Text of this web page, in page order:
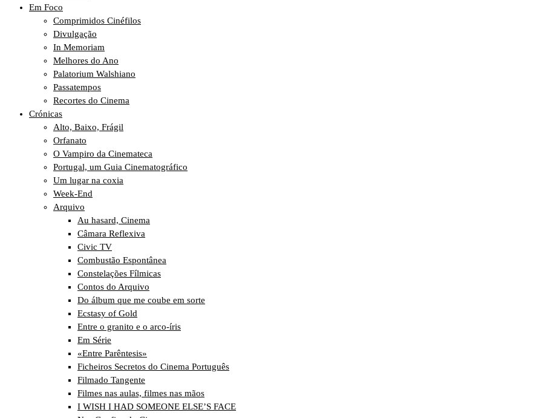
Em Foco
Comprimidos Cinéfilos
Divulgação
In Memoriam
Melhores do Ano
Palatorium Walshiano
Passatempos
Recortes do Cinema
Crónicas
Alto, Baixo, Frágil
Orfanato
O Vampiro da Cinemateca
Portugal, um Guia Cinematográfico
Um lugar na coxia
Week-End
Arquivo
Au hasard, Cinema
Câmara Reflexiva
Civic TV
Combustão Espontânea
Constelações Fílmicas
Contos do Arquivo
Do álbum que me coube em sorte
Ecstasy of Gold
Entre o granito e o arco-íris
Em Série
«Entre Parêntesis»
Ficheiros Secretos do Cinema Português
Filmado Tangente
Filmes nas aulas, filmes nas mãos
I WISH I HAD SOMEONE ELSE’S FACE